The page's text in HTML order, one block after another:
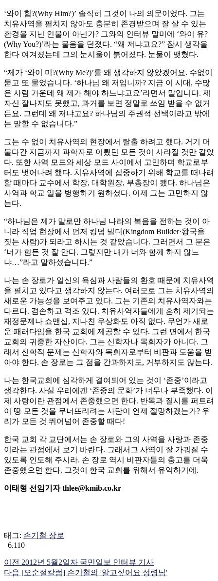
‘와이 힘?(Why Him?)’ 솔직히 그것이 나의 의문이었다. 그는
치유사역을 펼치지 않아도 충분히 존경받으며 잘 살 수 있는
환경을 지닌 인물이 아닌가? 그와의 인터뷰 말미에 ‘와이 유?
(Why You?)’라는 물음을 던졌다. “왜 저냐고요?” 잠시 생각을
한다 여겨졌는데 그의 눈시울이 붉어졌다. 눈물이 맺혔다.
“제가 ‘와이 미?(Why Me?)’를 왜 생각하지 않았겠어요. 수없이
묻고 또 물었습니다. ‘하나님 왜 저입니까? 지금 이 시대, 수많
은 사람 가운데 왜 제가 해야 하느냐고요’라면서 말입니다. 제
자신 잘나지도 못했고, 과거를 보면 정말로 쓰임 받을 수 없거
든요. 그런데 왜 저냐고요? 하나님의 주권적 선택이라고 밖에
는 말할 수 없습니다.”
그는 수 없이 치유사역의 현장에서 탈출 하려고 했다. 거기 머
물다간 지금까지 과학자로 이뤘던 모든 것이 사라질 것만 같았
다. 또한 사역 모드와 세상 모드 사이에서 고민하며 학교로부
터도 벗어나려 했다. 치유사역에 집중하기 위해 학교를 떠나려
할 때마다 교수에서 학장, 대학원장, 부총장이 됐다. 하나님은
사역과 학교 일을 병행하기 원하셨다. 이제 그는 고민하지 않
는다.
“하나님은 제가 말로만 하나님 나라의 복음을 전하는 것이 아
니라 직업 현장에서 먼저 킹덤 빌더(Kingdom Builder·왕국을
짓는 사람)가 되라고 하시는 것 같았습니다. 그러면서 그 분은
‘너가 힘든 것 잘 안다. 그렇지만 내가 너와 함께 하지 않느
냐…”라고 말하셨습니다.”
나는 손 장로가 일신의 욕심과 사람들의 환호 때문에 치유사역
을 펼치고 있다고 생각하지 않는다. 여러모로 그는 치유사역의
새로운 가능성을 보여주고 있다. 그는 기존의 치유사역자와는
다르다. 겸손하고 격조 있다. 치유사역자들에게 흔히 제기되는
재정문제나 쇼맨십, 지나친 우상화도 아직 없다. 무언가 새로
운 패러다임을 한국 교회에 제공할 수 있다. 그런 면에서 한국
교회의 귀중한 자산이다. 그는 신학자나 목회자가 아니다. 그
래서 신학적 문제는 신학자와 목회자로부터 비판과 도움을 받
아야 한다. 손 장로는 그 점을 간과하지도, 거부하지도 않는다.
나는 한국교회에 심각하게 결여되어 있는 것이 ‘존중’이라고
생각한다. 사실 우리에겐 ‘존중의 문화’가 너무나 부족했다. 이
제 사랑이란 관점에서 존중했으면 한다. 반목과 질시를 퍼트려
이 땅 모든 것을 무너뜨리려는 사탄이 언제 절망하겠는가? 우
리가 모든 것 뛰어넘어 존중할 때다!
한국 교회 각 교단에서는 손 장로와 그의 사역을 사랑과 존중
이라는 관점에서 보기 바란다. 그래서그 사역이 잘 가꿔질 수
있도록 인도해 주시라. 손 장로 역시 비판자들의 충고를 더욱
존중했으면 한다. 그것이 한국 교회를 위해서 유익하기에.
이태형 선임기자 thlee@kmib.co.kr
태그: 손기철 장로
6.110
이전 2012년 5월2일자 국민일보 인터뷰 기사
다음 [오순절칼럼] 손기철의 '알고싶어요 성령님'